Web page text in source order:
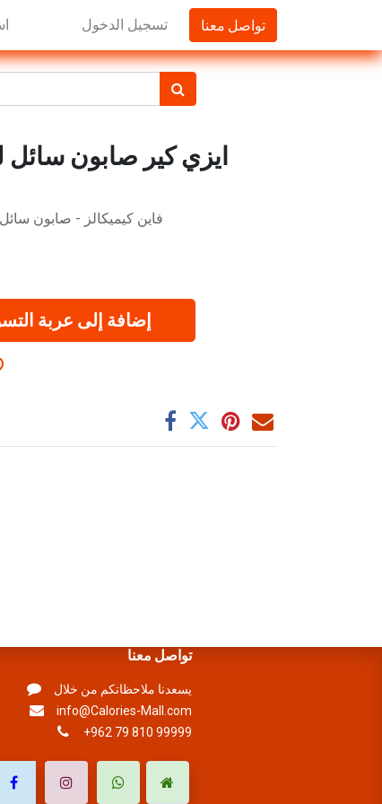
تسجيل الدخول تواصل معنا
ايزي كير صابون سائل
فاين كيميكالز - صابون سائل
إضافة إلى عربة
تواصل معنا
يسعدنا ملاحظاتكم من خلال
info@Calories-Mall.com
+962 79 810 99999